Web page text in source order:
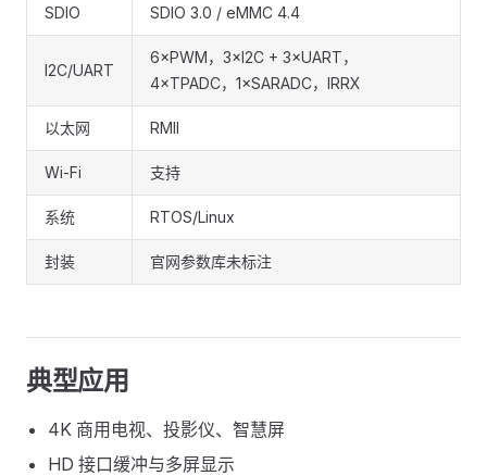
SDIO SDIO 3.0 / eMMC 4.4
I2C/UART
6×PWM，3×I2C + 3×UART，
4×TPADC，1×SARADC，IRRX
以太网 RMII
Wi-Fi 支持
系统 RTOS/Linux
封装 官网参数库未标注
典型应用
4K 商用电视、投影仪、智慧屏
HD 接口缓冲与多屏显示